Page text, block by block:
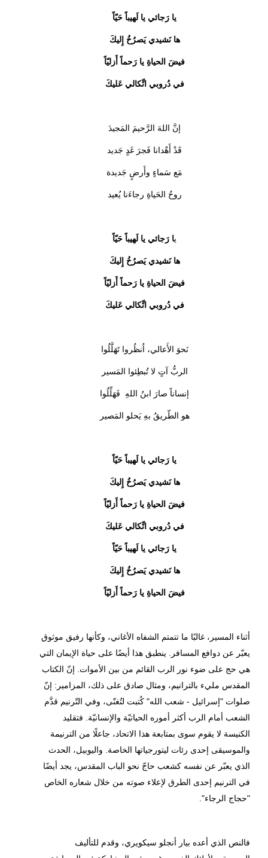
يا رَجائي يا لَهيباً حَيّاً
ها نَشيدي يَصرُخُ إِليكَ
فيضَ الحياةِ يا رَحماً أَزليّاً
في دُروبي اتِّكالي عَليكَ
إنَّ اللهَ الرَّحيمَ المَجيدَ
قَدْ أَهْدانا فَجرَ غَدٍ جَديد
مَع سَماءٍ وأَرضٍ جَديدة
روحُ الحَياةِ رجاءَنا يُعيد
يا رَجائي يا لَهيباً حَيّاً
ها نَشيدي يَصرُخُ إِليكَ
فيضَ الحياةِ يا رَحماً أَزليّاً
في دُروبي اتِّكالي عَليكَ
نَحوَ الأَعالي، اُنظُروا تَهَلَّلُوا
الربُّ آتٍ لا تُبطِئوا المَسير
إنساناً صارَ ابنُ اللهِ فَهَلِّلُوا
هو الطّريقُ بهِ يَحلو المَصير
يا رَجائي يا لَهيباً حَيّاً
ها نَشيدي يَصرُخُ إِليكَ
فيضَ الحياةِ يا رَحماً أَزليّاً
في دُروبي اتِّكالي عَليكَ
يا رَجائي يا لَهيباً حَيّاً
ها نَشيدي يَصرُخُ إِليكَ
فيضَ الحياةِ يا رَحماً أَزليّاً
أثناء المسير، غالبًا ما تتمتم الشفاه الأغاني، وكأنها رفيق موثوق
يعبّر عن دوافع المسافر. ينطبق هذا أيضًا على حياة الإيمان التي
هي حج على ضوء نور الرب القائم من بين الأموات. إنّ الكتاب
المقدس مليء بالترانيم، ومثال صادق على ذلك، المزامير: إنّ
صلوات "إسرائيل - شعب الله" كُتبت لتُغنّى، وفي التّرنيم قدَّم
الشعب أمام الرب أكثر أموره الحياتيّة والإنسانيّة. فتقليد
الكنيسة لا يقوم سوى بمتابعة هذا الاتحاد، جاعلًا من الترنيمة
والموسيقى إحدى رئات ليتورجياتها الخاصة. واليوبيل، الحدث
الذي يعبّر عن نفسه كشعب حاجّ نحو الباب المقدس، يجد أيضًا
في الترنيم إحدى الطرق لإعلاء صوته من خلال شعاره الخاص
"حجاج الرجاء".
فالنص الذي أعده بيار أنجلو سيكويري، وقدم للتأليف